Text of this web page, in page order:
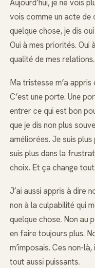
Aujourd’hui, je ne vois
vois comme un acte de
quelque chose, je dis
Oui à mes priorités. Oui
qualité de mes relations.
Ma tristesse m’a appris
C’est une porte. Une
entrer ce qui est bon
que je dis non plus
améliorées. Je suis plus
suis plus dans la
choix. Et ça change tout.
J’ai aussi appris à dire
non à la culpabilité qui
quelque chose. Non au
en faire toujours plus.
m’imposais. Ces non-
tout aussi puissants.